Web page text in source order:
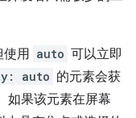
用 auto 可以立即
auto 的元素会获
如果该元素在屏幕